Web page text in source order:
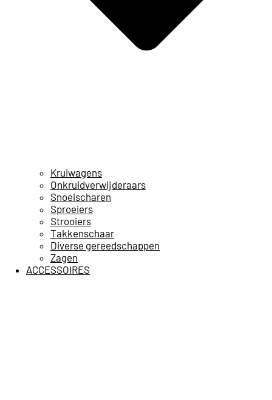
Kruiwagens
Onkruidverwijderaars
Snoeischaren
Sproeiers
Strooiers
Takkenschaar
Diverse gereedschappen
Zagen
ACCESSOIRES